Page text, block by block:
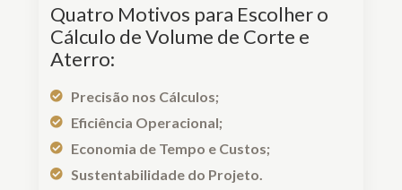
Quatro Motivos para Escolher o
Cálculo de Volume de Corte e
Aterro:
Precisão nos Cálculos;
Eficiência Operacional;
Economia de Tempo e Custos;
Sustentabilidade do Projeto.